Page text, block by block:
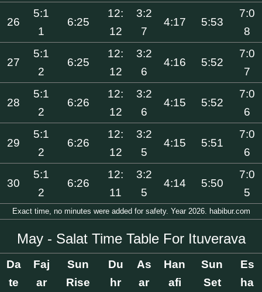
26
5:1
1
6:25
12:
12
3:2
7
4:17 5:53
7:0
8
27
5:1
2
6:25
12:
12
3:2
6
4:16 5:52
7:0
7
28
5:1
2
6:26
12:
12
3:2
6
4:15 5:52
7:0
6
29
5:1
2
6:26
12:
12
3:2
5
4:15 5:51
7:0
6
30
5:1
2
6:26
12:
11
3:2
5
4:14 5:50
7:0
5
Exact time, no minutes were added for safety. Year 2026. habibur.com
May - Salat Time Table For Ituverava
Da
te
Faj
ar
Sun
Rise
Du
hr
As
ar
Han
afi
Sun
Set
Es
ha